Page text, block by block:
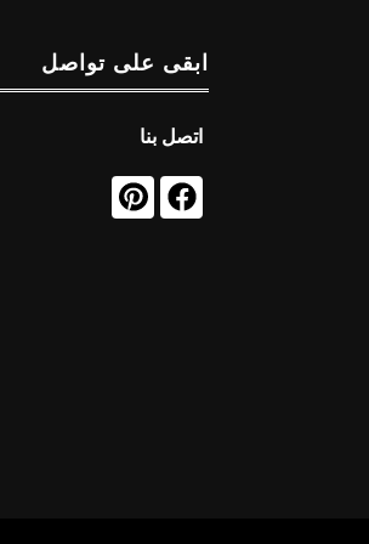
ابقى على تواصل
اتصل بنا